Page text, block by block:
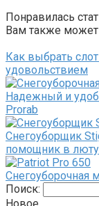
Понравилась
Вам также может
Как выбрать
удовольствием
Надежный и
Prorab
Снегоуборщик
помощник в
Снегоуборочная
Поиск: